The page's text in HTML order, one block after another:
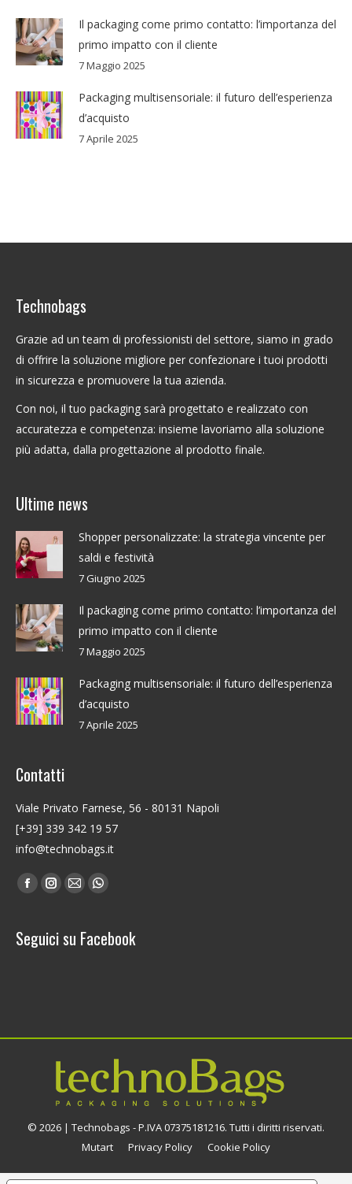
Il packaging come primo contatto: l’importanza del
primo impatto con il cliente
7 Maggio 2025
Packaging multisensoriale: il futuro dell’esperienza
d’acquisto
7 Aprile 2025
Technobags
Grazie ad un team di professionisti del settore, siamo in grado
di offrire la soluzione migliore per confezionare i tuoi prodotti
in sicurezza e promuovere la tua azienda.
Con noi, il tuo packaging sarà progettato e realizzato con
accuratezza e competenza: insieme lavoriamo alla soluzione
più adatta, dalla progettazione al prodotto finale.
Ultime news
Shopper personalizzate: la strategia vincente per
saldi e festività
7 Giugno 2025
Il packaging come primo contatto: l’importanza del
primo impatto con il cliente
7 Maggio 2025
Packaging multisensoriale: il futuro dell’esperienza
d’acquisto
7 Aprile 2025
Contatti
Viale Privato Farnese, 56 - 80131 Napoli
[+39] 339 342 19 57
info@technobags.it
Find us on:
Facebook
opens
Instagram
opens
Mail
opens
Whatsapp
opens
Seguici su Facebook
© 2026 | Technobags - P.IVA 07375181216. Tutti i diritti riservati.
Mutart
Privacy Policy Cookie Policy